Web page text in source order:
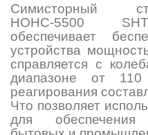
Симисторный
НОНС-5500
обеспечивает
устройства
справляется с
диапазоне от
реагирования
Что позволяет
для